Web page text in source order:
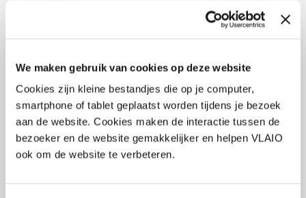
We maken gebruik van cookies op deze website
Cookies zijn kleine bestandjes die op je computer,
smartphone of tablet geplaatst worden tijdens je bezoek
aan de website. Cookies maken de interactie tussen de
bezoeker en de website gemakkelijker en helpen VLAIO
ook om de website te verbeteren.
GTI West-Vlaanderen
Om de territoriale cohesie te versterken, voorziet het EFRO-
programma in het instrument van de “Geïntegreerde Territoriale
Investeringen” (GTI). Een GTI laat toe dat een specifieke
geïntegreerde strategie wordt ontwikkeld, die rekening houdt met
de specifieke sociaal - economische en territoriale kenmerken van
het gebied. Dit zal een regioversterkende aanpak toelaten,
gebaseerd op samenwerking tussen verschillende overheidsniveaus